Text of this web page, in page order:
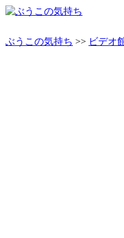
ぶうこの気持ち >> ビデオ